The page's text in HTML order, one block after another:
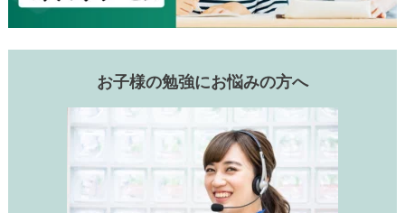
お子様の勉強にお悩みの方へ